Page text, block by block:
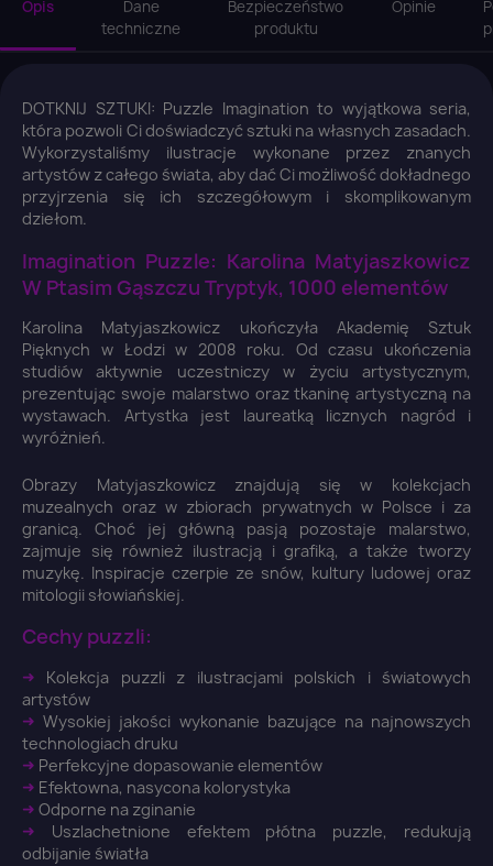
Opis
Dane
techniczne
Bezpieczeństwo
produktu
Opinie
DOTKNIJ SZTUKI: Puzzle Imagination to wyjątkowa seria,
która pozwoli Ci doświadczyć sztuki na własnych zasadach.
Wykorzystaliśmy ilustracje wykonane przez znanych
artystów z całego świata, aby dać Ci możliwość dokładnego
przyjrzenia się ich szczegółowym i skomplikowanym
dziełom.
Imagination Puzzle: Karolina Matyjaszkowicz
W Ptasim Gąszczu Tryptyk, 1000 elementów
Karolina Matyjaszkowicz ukończyła Akademię Sztuk
Pięknych w Łodzi w 2008 roku. Od czasu ukończenia
studiów aktywnie uczestniczy w życiu artystycznym,
prezentując swoje malarstwo oraz tkaninę artystyczną na
wystawach. Artystka jest laureatką licznych nagród i
wyróżnień.
Obrazy Matyjaszkowicz znajdują się w kolekcjach
muzealnych oraz w zbiorach prywatnych w Polsce i za
granicą. Choć jej główną pasją pozostaje malarstwo,
zajmuje się również ilustracją i grafiką, a także tworzy
muzykę. Inspiracje czerpie ze snów, kultury ludowej oraz
mitologii słowiańskiej.
Cechy puzzli:
➜ Kolekcja puzzli z ilustracjami polskich i światowych
artystów
➜ Wysokiej jakości wykonanie bazujące na najnowszych
technologiach druku
➜ Perfekcyjne dopasowanie elementów
➜ Efektowna, nasycona kolorystyka
➜ Odporne na zginanie
➜ Uszlachetnione efektem płótna puzzle, redukują
odbijanie światła
Zaloguj się